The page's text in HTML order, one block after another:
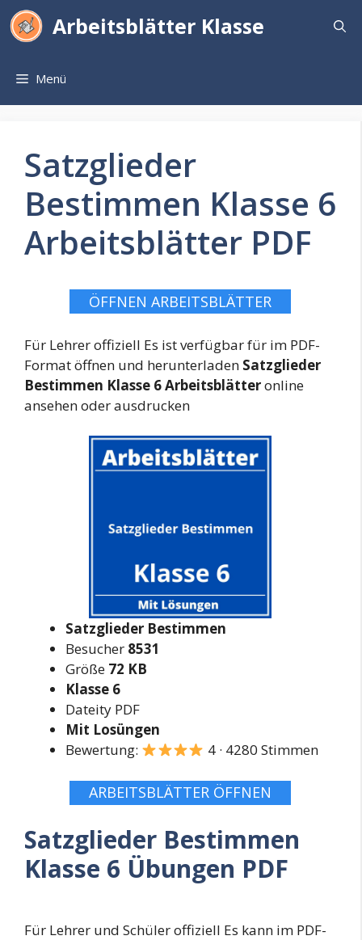
Zum
Inhalt
Arbeitsblätter Klasse
Menü
Satzglieder
Bestimmen Klasse 6
Arbeitsblätter PDF
ÖFFNEN ARBEITSBLÄTTER
Für Lehrer offiziell Es ist verfügbar für im PDF-
Format öffnen und herunterladen Satzglieder
Bestimmen Klasse 6 Arbeitsblätteronline
ansehen oder ausdrucken
Satzglieder Bestimmen
Besucher 8531
Größe 72 KB
Klasse 6
Dateity PDF
Mit Losüngen
Bewertung:
4 · 4280 Stimmen
ARBEITSBLÄTTER ÖFFNEN
Satzglieder Bestimmen
Klasse 6 Übungen PDF
Für Lehrer und Schüler offiziell Es kann im PDF-